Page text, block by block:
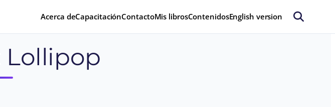
Acerca deCapacitaciónContactoMis librosContenidosEnglish version
Lollipop